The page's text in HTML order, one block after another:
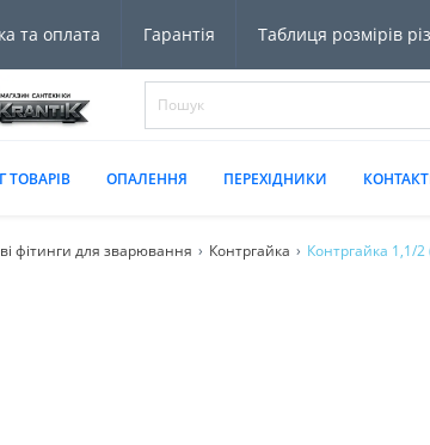
та оплата Гарантія Таблиця розмірів
ТОВАРІВ ОПАЛЕННЯ ПЕРЕХІДНИКИ
фітинги для зварювання Контргайка Контргайка 1,1/2